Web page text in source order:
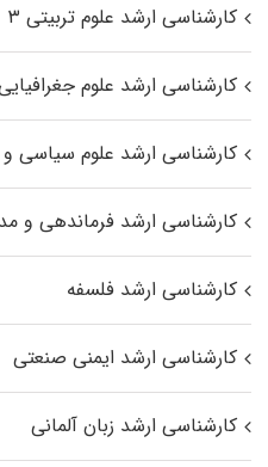
کارشناسی ارشد علوم تربیتی ۳
کارشناسی ارشد علوم
کارشناسی ارشد علوم سیاسی و
کارشناسی ارشد فرماندهی و
کارشناسی ارشد فلسفه
کارشناسی ارشد ایمنی صنعتی
کارشناسی ارشد زبان آلمانی